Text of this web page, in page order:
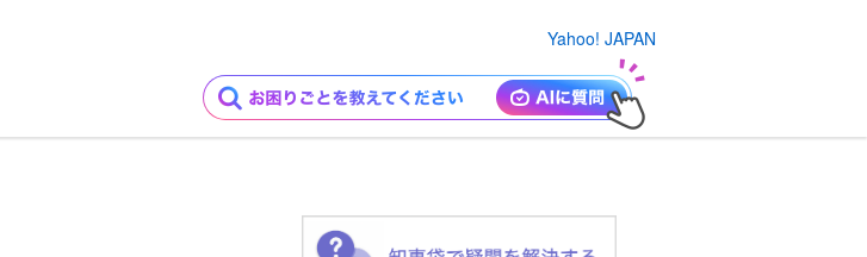
Yahoo! JAPAN